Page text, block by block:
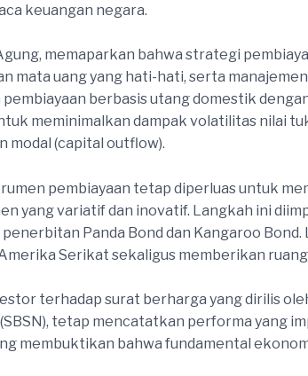
keuangan negara.
memaparkan bahwa strategi
mata uang yang hati-hati, serta
berbasis utang domestik
meminimalkan dampak volatilitas nilai
modal (capital outflow).
pembiayaan tetap diperluas untuk
yang variatif dan inovatif. Langkah ini
Panda Bond dan Kangaroo
Serikat sekaligus memberikan
terhadap surat berharga yang dirilis
tetap mencatatkan performa yang
membuktikan bahwa fundamental